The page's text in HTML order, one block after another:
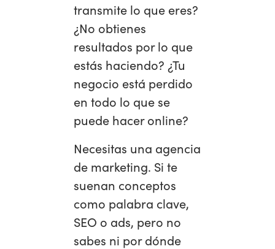
transmite lo que eres?
¿No obtienes
resultados por lo que
estás haciendo? ¿Tu
negocio está perdido
en todo lo que se
puede hacer online?
Necesitas una agencia
de marketing. Si te
suenan conceptos
como palabra clave,
SEO o ads, pero no
sabes ni por dónde